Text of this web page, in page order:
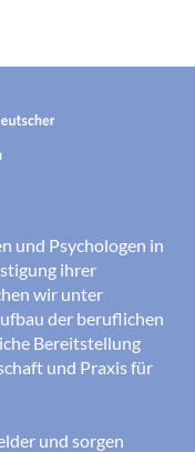
und Psychologen in
ihrer
wir unter
der beruflichen
Bereitstellung
und Praxis für
und sorgen